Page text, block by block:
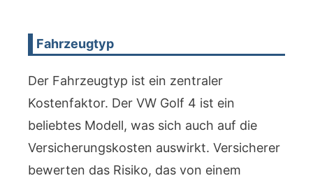
Fahrzeugtyp
Der Fahrzeugtyp ist ein zentraler
Kostenfaktor. Der VW Golf 4 ist ein
beliebtes Modell, was sich auch auf die
Versicherungskosten auswirkt. Versicherer
bewerten das Risiko, das von einem